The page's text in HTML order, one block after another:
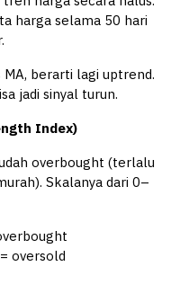
harga selama 50 hari
MA, berarti lagi uptrend.
jadi sinyal turun.
Index)
overbought (terlalu
Skalanya dari 0–
oversold